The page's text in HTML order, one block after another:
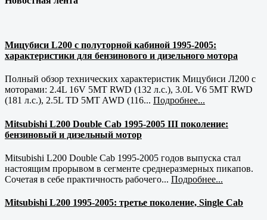
Мицубиси L200 с полуторной кабиной 1995-2005:
характеристики для бензинового и дизельного мотора
Полный обзор технических характеристик Мицубиси Л200 с
моторами: 2.4L 16V 5MT RWD (132 л.с.), 3.0L V6 5MT RWD
(181 л.с.), 2.5L TD 5MT AWD (116... Подробнее...
Mitsubishi L200 Double Cab 1995-2005 III поколение:
бензиновый и дизельный мотор
Mitsubishi L200 Double Cab 1995-2005 годов выпуска стал
настоящим прорывом в сегменте среднеразмерных пикапов.
Сочетая в себе практичность рабочего... Подробнее...
Mitsubishi L200 1995-2005: третье поколение, Single Cab